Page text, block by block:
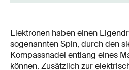
Elektronen haben einen
sogenannten Spin, durch den
Kompassnadel entlang eines
können. Zusätzlich zur